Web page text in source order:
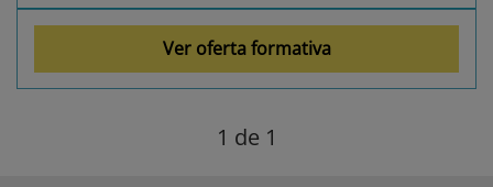
Ver oferta formativa
1 de 1